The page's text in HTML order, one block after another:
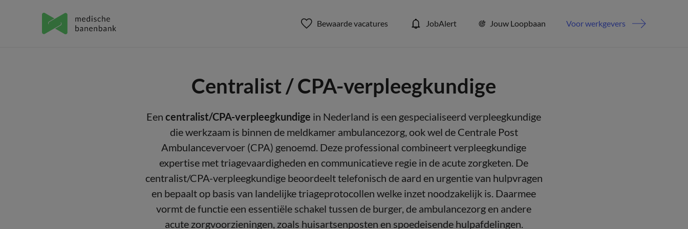
Bewaarde vacatures JobAlert Jouw Loopbaan Voor werkgevers
Centralist / CPA-verpleegkundige
Eencentralist/CPA-verpleegkundige in Nederland is een gespecialiseerd verpleegkundige
die werkzaam is binnen de meldkamer ambulancezorg, ook wel de Centrale Post
Ambulancevervoer (CPA) genoemd. Deze professional combineert verpleegkundige
expertise met triagevaardigheden en communicatieve regie in de acute zorgketen. De
centralist/CPA-verpleegkundige beoordeelt telefonisch de aard en urgentie van hulpvragen
en bepaalt op basis van landelijke triageprotocollen welke inzet noodzakelijk is. Daarmee
vormt de functie een essentiële schakel tussen de burger, de ambulancezorg en andere
acute zorgvoorzieningen, zoals huisartsenposten en spoedeisende hulpafdelingen.